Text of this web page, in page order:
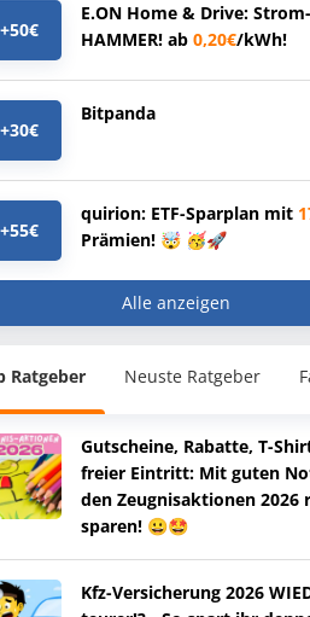
+50€
E.ON Home & Drive: Strom-
HAMMER! ab 0,20€/kWh!
+30€
Bitpanda
+55€
quirion: ETF-Sparplan mit
Prämien! 🤯 🥳🚀
Alle anzeigen
Ratgeber Neuste Ratgeber
Gutscheine, Rabatte, T-
freier Eintritt: Mit guten
den Zeugnisaktionen 2026
sparen! 😀🤩
Kfz-Versicherung 2026